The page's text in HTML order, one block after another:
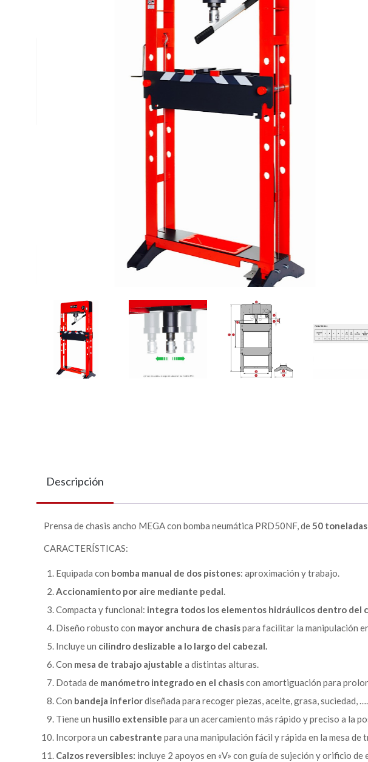
Descripción
Prensa de chasis ancho MEGA con bomba neumática PRD50NF, de 50 toneladas
CARACTERÍSTICAS:
Equipada con bomba manual de dos pistones: aproximación y trabajo.
Accionamiento por aire mediante pedal.
Compacta y funcional: integra todos los elementos hidráulicos dentro del
Diseño robusto con mayor anchura de chasispara facilitar la manipulación
Incluye un cilindro deslizable a lo largo del cabezal.
Con mesa de trabajo ajustable a distintas alturas.
Dotada de manómetro integrado en el chasiscon amortiguación para
Con bandeja inferiordiseñada para recoger piezas, aceite, grasa, suciedad,
Tiene un husillo extensible para un acercamiento más rápido y preciso a la
Incorpora un cabestrante para una manipulación fácil y rápida en la mesa de
Calzos reversibles: incluye 2 apoyos en «V» con guía de sujeción y orificio